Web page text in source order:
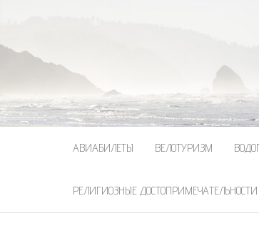
АВИАБИЛЕТЫ ВЕЛОТУРИЗМ
РЕЛИГИОЗНЫЕ ДОСТОПРИМЕЧАТЕЛЬНОСТИ